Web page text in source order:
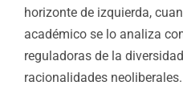
horizonte de izquierda,
académico se lo analiza
reguladoras de la
racionalidades neoliberales.